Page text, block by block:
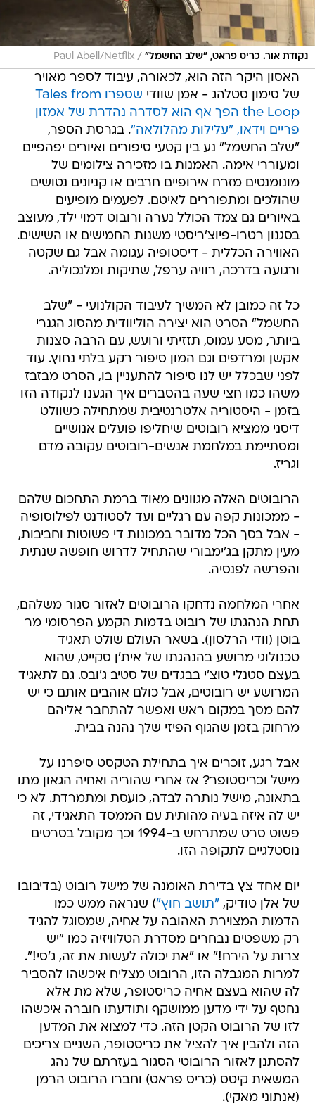
נקודת אור. כריס פראט, "שלב החשמל" /
Paul Abell/Netflix
האסון היקר הזה הוא, לכאורה, עיבוד לספר מאויר
של סימון סטלהג - אמן שוודי
שספרו Tales from
the Loop הפך אף הוא לסדרה נהדרת של אמזון
פריים וידאו, "עלילות מהלולאה". בגרסת הספר,
"שלב החשמל" נע בין קטעי סיפורים ואיורים יפהפיים
ומעוררי אימה. האמנות בו מזכירה צילומים של
מונומנטים מזרח אירופיים חרבים או קניונים נטושים
שהולכים ומתפוררים לאיטם. לפעמים מופיעים
באיורים גם צמד הכולל נערה ורובוט דמוי ילד, מעוצב
בסגנון רטרו-פיוצ'ריסטי משנות החמישים או השישים.
האווירה הכללית - דיסטופיה עגומה אבל גם שקטה
ורגועה בדרכה, רוויה ערפל, שתיקות ומלנכוליה.
כל זה כמובן לא המשיך לעיבוד הקולנועי - "שלב
החשמל" הסרט הוא יצירה הוליוודית מהסוג הגנרי
ביותר, מסע עמוס, תזזיתי ורועש, עם הרבה סצנות
אקשן ומרדפים וגם המון סיפור רקע בלתי נחוץ. עוד
לפני שבכלל יש לנו סיפור להתעניין בו, הסרט מבזבז
משהו כמו חצי שעה בהסברים איך הגענו לנקודה הזו
בזמן - היסטוריה אלטרנטיבית שמתחילה כשוולט
דיסני ממציא רובוטים שיחליפו פועלים אנושיים
ומסתיימת במלחמת אנשים-רובוטים עקובה מדם
וגריז.
הרובוטים האלה מגוונים מאוד ברמת התחכום שלהם
- ממכונות קפה עם רגליים ועד לסטודנט לפילוסופיה
- אבל בסך הכל מדובר במכונות די פשוטות וחביבות,
מעין מתקן בג'ימבורי שהתחיל לדרוש חופשה שנתית
והפרשה לפנסיה.
אחרי המלחמה נדחקו הרובוטים לאזור סגור משלהם,
תחת הנהגתו של רובוט בדמות הקמע הפרסומי מר
בוטן (וודי הרלסון). בשאר העולם שולט תאגיד
טכנולוגי מרושע בהנהגתו של אית'ן סקייט, שהוא
בעצם סטנלי טוצ'י בבגדים של סטיב ג'ובס. גם לתאגיד
המרושע יש רובוטים, אבל כולם אוהבים אותם כי יש
להם מסך במקום ראש ואפשר להתחבר אליהם
מרחוק בזמן שהגוף הפיזי שלך נהנה בבית.
אבל רגע, זוכרים איך בתחילת הטקסט סיפרנו על
מישל וכריסטופר? אז אחרי שהוריה ואחיה הגאון מתו
בתאונה, מישל נותרה לבדה, כועסת ומתמרדת. לא כי
יש לה איזה בעיה מהותית עם הממסד התאגידי, זה
פשוט סרט שמתרחש ב-1994 וכך מקובל בסרטים
נוסטלגיים לתקופה הזו.
יום אחד צץ בדירת האומנה של מישל רובוט (בדיבובו
של אלן טודיק, "תושב חוץ") שנראה ממש כמו
הדמות המצוירת האהובה על אחיה, שמסוגל להגיד
רק משפטים נבחרים מסדרת הטלוויזיה כמו "יש
צרות על הירח!" או "את יכולה לעשות את זה, ג'סי!".
למרות המגבלה הזו, הרובוט מצליח איכשהו להסביר
לה שהוא בעצם אחיה כריסטופר, שלא מת אלא
נחטף על ידי מדען ממושקף ותודעתו חוברה איכשהו
לזו של הרובוט הקטן הזה. כדי למצוא את המדען
הזה ולהבין איך להציל את כריסטופר, השניים צריכים
להסתנן לאזור הרובוטי הסגור בעזרתם של נהג
המשאית קיטס (כריס פראט) וחברו הרובוט הרמן
(אנתוני מאקי).